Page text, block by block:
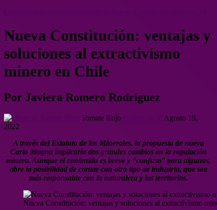
Nueva Constitución: ventajas y
soluciones al extractivismo
minero en Chile
Por Javiera Romero Rodríguez
Tomate Rojo
Agosto 19,
2022
A través del Estatuto de los Minerales, la propuesta de nueva
Carta Magna implicaría dos grandes cambios en la regulación
minera. Aunque el contenido es breve y “confuso” para algunos,
abre la posibilidad de contar con otro tipo de industria, que sea
más responsable con la naturaleza y los territorios.
Nueva Constitución: ventajas y soluciones al extractivismo